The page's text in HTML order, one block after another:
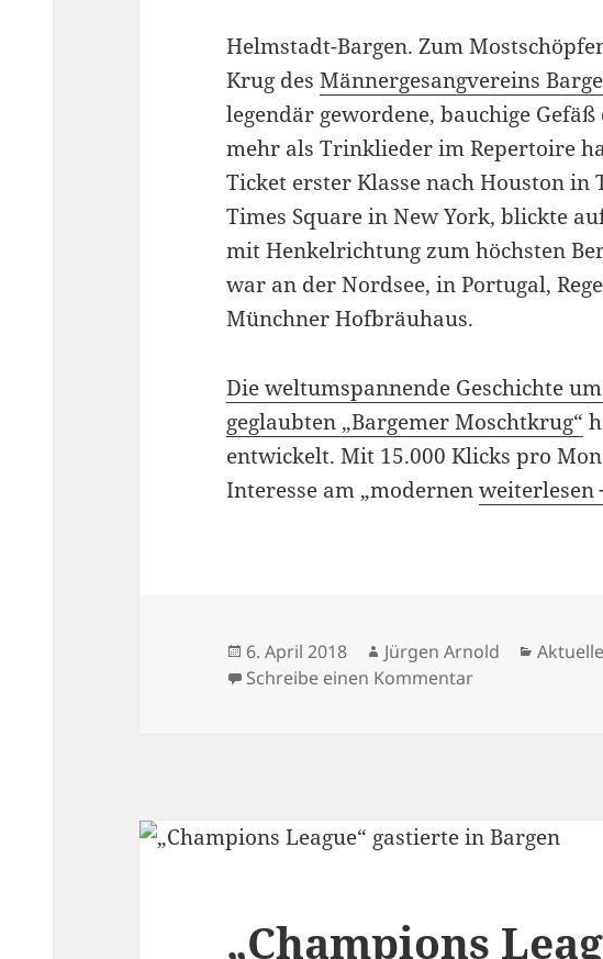
Helmstadt-Bargen. Zum
Krug desMännergesangvereins
legendär gewordene, bauchige
mehr als Trinklieder im Repertoire
Ticket erster Klasse nach Houston in
Times Square in New York, blickte
mit Henkelrichtung zum höchsten
war an der Nordsee, in Portugal,
Münchner Hofbräuhaus.
Die weltumspannende Geschichte
geglaubten „Bargemer Moschtkrug“
entwickelt. Mit 15.000 Klicks pro
Interesse am „modernenHolder
weiterlesen
Veröffentlicht
am
6. April 2018 Autor
Jürgen Arnold
Schreibe einen Kommentar
„Champions